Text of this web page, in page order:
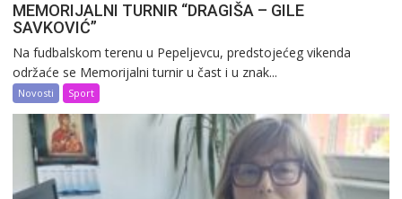
MEMORIJALNI TURNIR “DRAGIŠA – GILE
SAVKOVIĆ”
Na fudbalskom terenu u Pepeljevcu, predstojećeg vikenda
održaće se Memorijalni turnir u čast i u znak...
Novosti Sport